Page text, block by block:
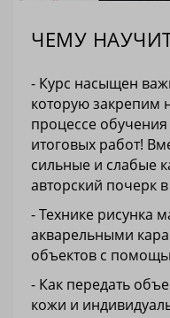
ЧЕМУ
- Курс насыщен
которую закрепим
процессе
итоговых работ!
сильные и слабые
авторский почерк
- Технике рисунка
акварельными
объектов с
- Как передать
кожи и